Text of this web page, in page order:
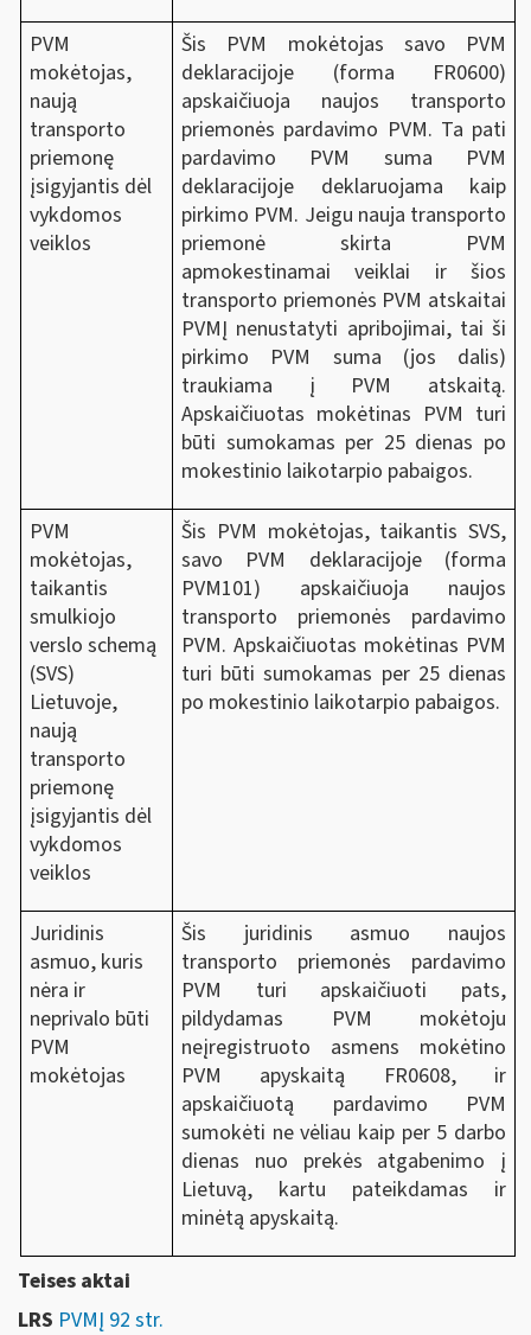
PVM
mokėtojas,
naują
transporto
priemonę
įsigyjantis dėl
vykdomos
veiklos
Šis PVM mokėtojas savo PVM
deklaracijoje (forma FR0600)
apskaičiuoja naujos transporto
priemonės pardavimo PVM. Ta pati
pardavimo PVM suma PVM
deklaracijoje deklaruojama kaip
pirkimo PVM. Jeigu nauja transporto
priemonė skirta PVM
apmokestinamai veiklai ir šios
transporto priemonės PVM atskaitai
PVMĮ nenustatyti apribojimai, tai ši
pirkimo PVM suma (jos dalis)
traukiama į PVM atskaitą.
Apskaičiuotas mokėtinas PVM turi
būti sumokamas per 25 dienas po
mokestinio laikotarpio pabaigos.
PVM
mokėtojas,
taikantis
smulkiojo
verslo schemą
(SVS)
Lietuvoje,
naują
transporto
priemonę
įsigyjantis dėl
vykdomos
veiklos
Šis PVM mokėtojas, taikantis SVS,
savo PVM deklaracijoje (forma
PVM101) apskaičiuoja naujos
transporto priemonės pardavimo
PVM. Apskaičiuotas mokėtinas PVM
turi būti sumokamas per 25 dienas
po mokestinio laikotarpio pabaigos.
Juridinis
asmuo, kuris
nėra ir
neprivalo būti
PVM
mokėtojas
Šis juridinis asmuo naujos
transporto priemonės pardavimo
PVM turi apskaičiuoti pats,
pildydamas PVM mokėtoju
neįregistruoto asmens mokėtino
PVM apyskaitą FR0608, ir
apskaičiuotą pardavimo PVM
sumokėti ne vėliau kaip per 5 darbo
dienas nuo prekės atgabenimo į
Lietuvą, kartu pateikdamas ir
minėtą apyskaitą.
Teises aktai
LRS PVMĮ 92 str.